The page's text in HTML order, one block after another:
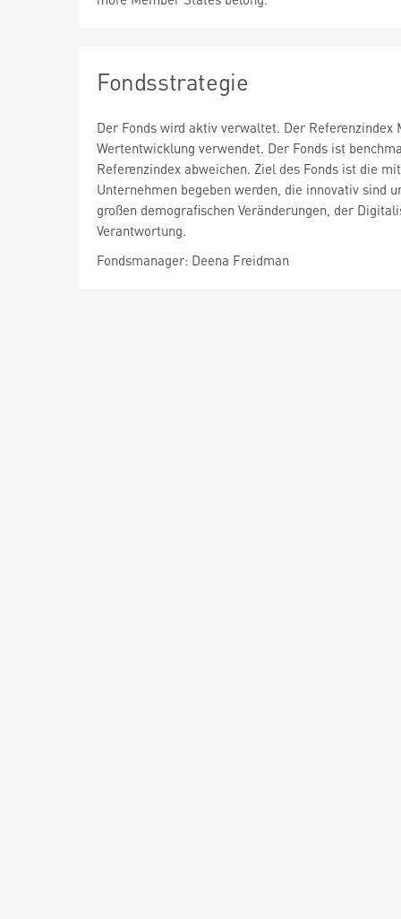
Fondsstrategie
Der Fonds wird aktiv verwaltet. Der Referenzindex
Wertentwicklung verwendet. Der Fonds ist
Referenzindex abweichen. Ziel des Fonds ist die
Unternehmen begeben werden, die innovativ sind
großen demografischen Veränderungen, der
Verantwortung.
Fondsmanager: Deena Freidman